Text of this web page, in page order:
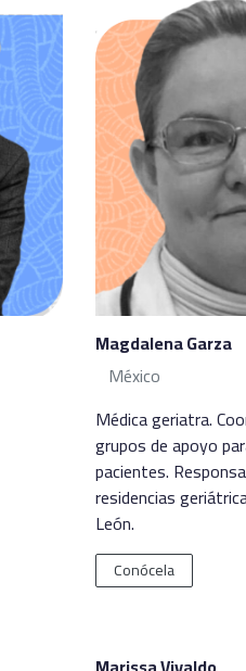
Magdalena Garza
México
Médica geriatra.
grupos de apoyo
pacientes.
residencias
León.
Conócela